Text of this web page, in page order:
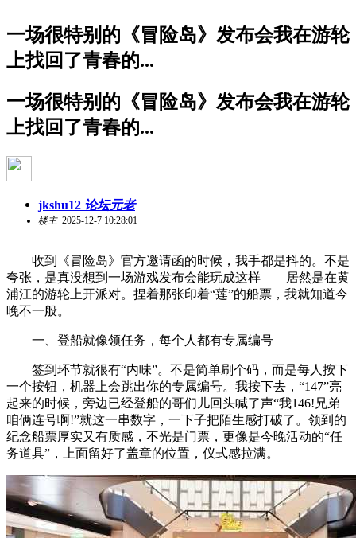
一场很特别的《冒险岛》发布会我在游轮
上找回了青春的...
一场很特别的《冒险岛》发布会我在游轮
上找回了青春的...
jkshu12 论坛元老
楼主2025-12-7 10:28:01
收到《冒险岛》官方邀请函的时候，我手都是抖的。不是
夸张，是真没想到一场游戏发布会能玩成这样——居然是在黄
浦江的游轮上开派对。捏着那张印着“莲”的船票，我就知道今
晚不一般。
一、登船就像领任务，每个人都有专属编号
签到环节就很有“内味”。不是简单刷个码，而是每人按下
一个按钮，机器上会跳出你的专属编号。我按下去，“147”亮
起来的时候，旁边已经登船的哥们儿回头喊了声“我146!兄弟
咱俩连号啊!”就这一串数字，一下子把陌生感打破了。领到的
纪念船票厚实又有质感，不光是门票，更像是今晚活动的“任
务道具”，上面留好了盖章的位置，仪式感拉满。